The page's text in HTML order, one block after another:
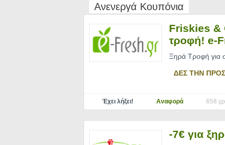
Ανενεργά Κουπόνια
Friskies &
τροφή! e-
Ξηρά Τροφή για
ΔΕΣ ΤΗΝ
Έχει λήξει! Αναφορά 658
-7€ για